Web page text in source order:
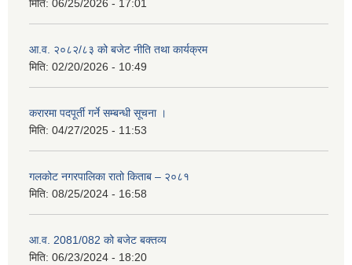
मिति: 06/25/2026 - 17:01
आ.व. २०८२/८३ को बजेट नीति तथा कार्यक्रम
मिति: 02/20/2026 - 10:49
करारमा पदपूर्ती गर्ने सम्बन्धी सूचना ।
मिति: 04/27/2025 - 11:53
गलकोट नगरपालिका रातो किताब – २०८१
मिति: 08/25/2024 - 16:58
आ.व. 2081/082 को बजेट बक्तव्य
मिति: 06/23/2024 - 18:20